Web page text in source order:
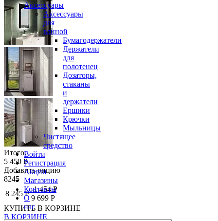
Аксессуары
Аксессуары
для
ванной
Бумагодержатели
Держатели
для
полотенец
Дозаторы,
стаканы
и
держатели
Ершики
Крючки
Мыльницы
Чистящее
средство
Войти
Регистрация
Акции
Магазины
Контакты
О
нас
Итого:
5 450 Р
Добавить опцию
8245
8 245 Р
-1 454 Р
9 699 Р
КУПИТЬ В КОРЗИНЕ
В КОРЗИНЕ